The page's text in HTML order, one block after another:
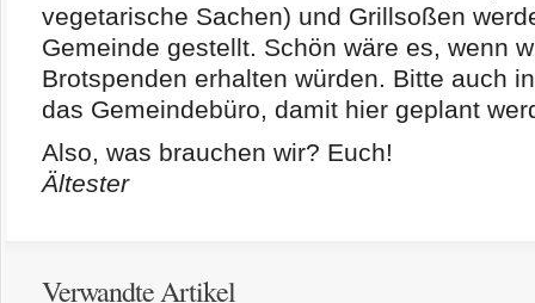
vegetarische Sachen) und Grillsoßen
Gemeinde gestellt. Schön wäre es, wenn
Brotspenden erhalten würden. Bitte auch
das Gemeindebüro, damit hier geplant
Also, was brauchen wir?
Ältester
Verwandte Artikel